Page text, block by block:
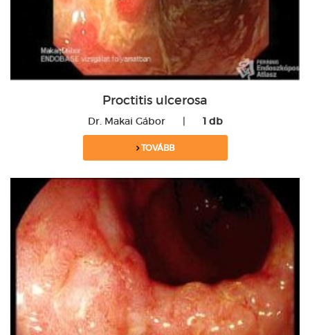
Proctitis ulcerosa
Dr. Makai Gábor | 1 db
TOVÁBB